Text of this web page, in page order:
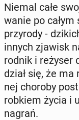
Niemal całe
wa­nie po
przy­ro­dy -
innych zjawisk
rod­nik i reżyser
dział się, że
nej choroby
rob­kiem życia i
nagrań.